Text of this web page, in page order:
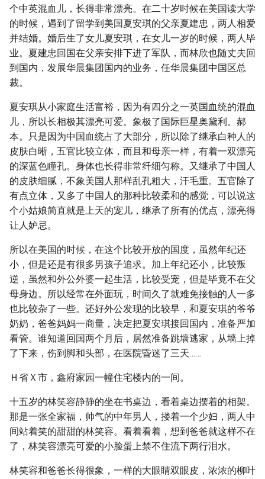
个中英混血儿，长得非常漂亮。在二十岁时候在美国读大学
的时候，遇到了留学到美国夏安琪的父亲夏建忠，两人相爱
并结婚。婚后生了女儿夏安琪，在女儿一岁的时候，两人毕
业。夏建忠回国在父亲安排下进了军队，而林欣也随丈夫回
到国内，发展华晨集团国内的业务，任华晨集团中国区总
裁。
夏安琪从小家庭生活富裕，因为有四分之一英国血统的混血
儿，所以长相极其漂亮可爱。象极了国际巨星奥黛利。郝
本。只是因为中国血统占了大部分，所以除了继承白种人的
皮肤白晰，五官比较立体，而且和母亲一样，有着一双漂亮
的深蓝色瞳孔。身体也长得非常纤细匀称。又继承了中国人
的皮肤细腻，不象美国人那样乱孔粗大，汗毛重。五官除了
有点立体，又多了中国人的那种比较柔和的感觉，可以说这
个小姑娘简直就是上天的宠儿，继承了所有的优点，漂亮得
让人妒忌。
所以在美国的时候，在这个比较开放的国度，虽然年纪还
小，但是还是有很多男孩子追求。加上年纪还小，比较叛
逆，虽然和外公外婆一起生活，比较受宠，但是毕竟不在父
母身边。所以经常在外面玩，时间久了就难免接触的人一多
也比较杂了一些。还好外公发现的比较早，和夏安琪的爷爷
奶奶，爸爸妈妈一商量，决定把夏安琪接回国内，准备严加
看管。谁知道回国两个月后，居然准备跳墙逃家，从墙上掉
了下来，伤到脚和头部，在医院昏迷了三天……
Ｈ省Ｘ市，鑫府家园一幢住宅楼内的一间。
十五岁的林笑容静静的坐在书桌边，看着桌边摆着的相架。
那是一张全家福，帅气的中年男人，搂着一个少妇，两人中
间站着笑的甜甜的林笑容。看着看着，想到爸爸就这样不在
了，林笑容漂亮可爱的小脸蛋上禁不住流下两行泪水。
林笑容和爸爸长得很象，一样的大眼睛双眼皮，浓浓的柳叶